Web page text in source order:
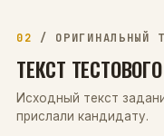
02 / ОРИГИНАЛЬНЫЙ
ТЕКСТ
Исходный текст
прислали кандидату.